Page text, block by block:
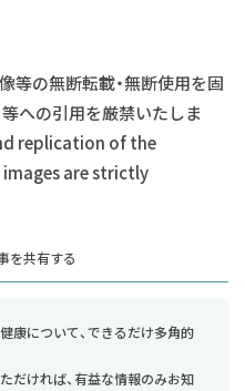
等の無断転載・無断使用を固
への引用を厳禁いたしま
replication of the
are strictly
康について、できるだけ多角的
だければ、有益な情報のみお知